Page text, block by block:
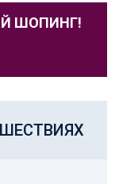
ШОПИНГ!